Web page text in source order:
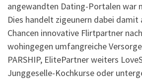
angewandten Dating-Portalen war
Dies handelt zigeunern dabei
Chancen innovative Flirtpartner
wohingegen umfangreiche
PARSHIP, ElitePartner weiters
Junggeselle-Kochkurse oder